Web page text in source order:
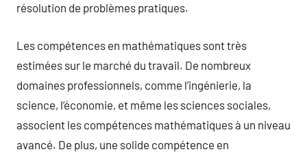
résolution de problèmes pratiques.
Les compétences en mathématiques sont très
estimées sur le marché du travail. De nombreux
domaines professionnels, comme l’ingénierie, la
science, l’économie, et même les sciences sociales,
associent les compétences mathématiques à un niveau
avancé. De plus, une solide compétence en